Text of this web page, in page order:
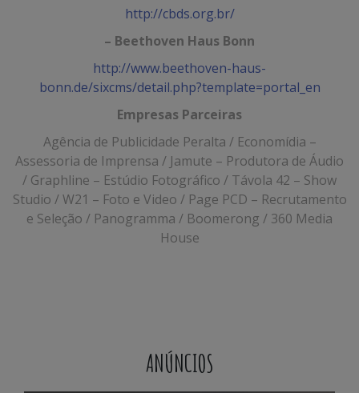
http://cbds.org.br/
– Beethoven Haus Bonn
http://www.beethoven-haus-
bonn.de/sixcms/detail.php?template=portal_en
Empresas Parceiras
Agência de Publicidade Peralta / Economídia –
Assessoria de Imprensa / Jamute – Produtora de Áudio
/ Graphline – Estúdio Fotográfico / Távola 42 – Show
Studio / W21 – Foto e Video / Page PCD – Recrutamento
e Seleção / Panogramma / Boomerong / 360 Media
House
ANÚNCIOS